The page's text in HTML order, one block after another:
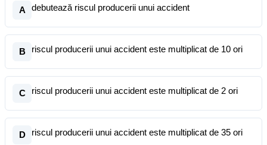
A debutează riscul producerii unui accident
B riscul producerii unui accident este multiplicat de 10 ori
C riscul producerii unui accident este multiplicat de 2 ori
D riscul producerii unui accident este multiplicat de 35 ori